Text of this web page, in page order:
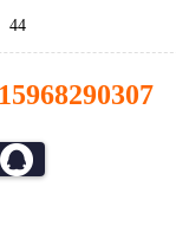
44
15968290307